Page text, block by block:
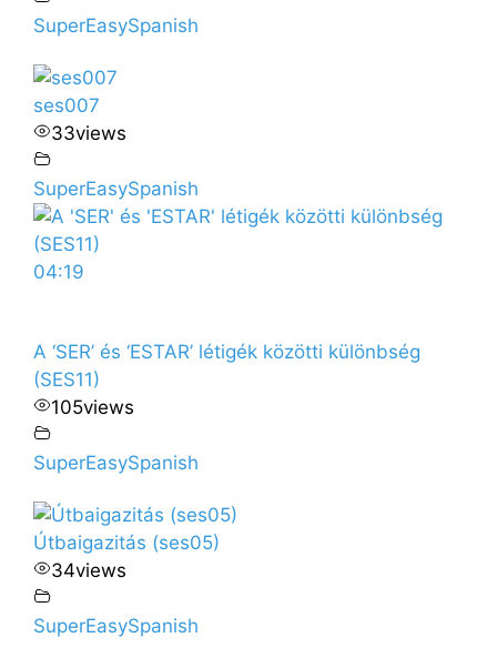
SuperEasySpanish
ses007
33views
SuperEasySpanish
04:19
A ‘SER’ és ‘ESTAR’ létigék közötti különbség
(SES11)
105views
SuperEasySpanish
Útbaigazitás (ses05)
34views
SuperEasySpanish